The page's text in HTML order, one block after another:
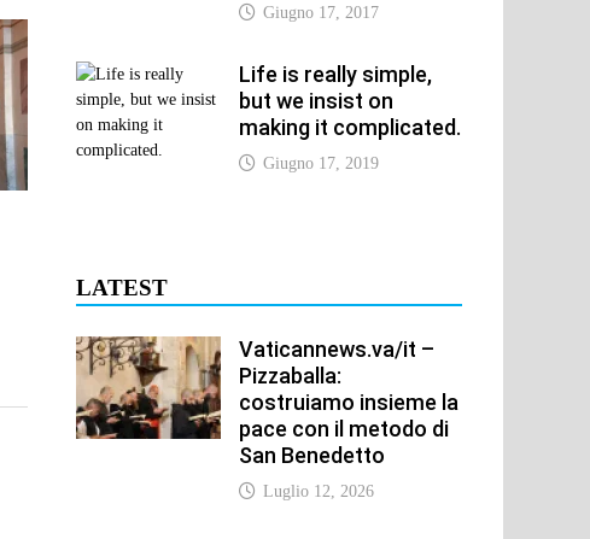
Giugno 17, 2017
Life is really simple,
but we insist on
making it complicated.
Giugno 17, 2019
LATEST
Vaticannews.va/it –
Pizzaballa:
costruiamo insieme la
pace con il metodo di
San Benedetto
Luglio 12, 2026